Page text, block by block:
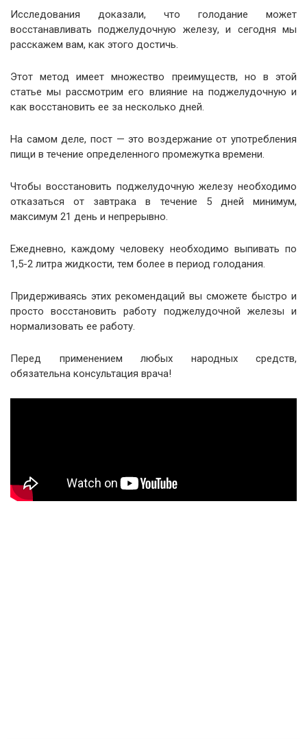
Исследования доказали, что голодание может
восстанавливать поджелудочную железу, и сегодня мы
расскажем вам, как этого достичь.
Этот метод имеет множество преимуществ, но в этой
статье мы рассмотрим его влияние на поджелудочную и
как восстановить ее за несколько дней.
На самом деле, пост — это воздержание от употребления
пищи в течение определенного промежутка времени.
Чтобы восстановить поджелудочную железу необходимо
отказаться от завтрака в течение 5 дней минимум,
максимум 21 день и непрерывно.
Ежедневно, каждому человеку необходимо выпивать по
1,5-2 литра жидкости, тем более в период голодания.
Придерживаясь этих рекомендаций вы сможете быстро и
просто восстановить работу поджелудочной железы и
нормализовать ее работу.
Перед применением любых народных средств,
обязательна консультация врача!